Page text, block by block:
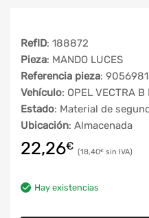
RefID: 188872
Pieza: MANDO LUCES
Referencia pieza:
Vehículo: OPEL VECTRA B
Estado: Material de
Ubicación: Almacenada
22,26€ 18,40€
Hay existencias